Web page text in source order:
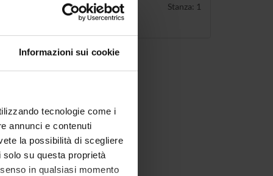
Informazioni sui cookie
tecnologie come i
annunci e contenuti
la possibilità di scegliere
su questa proprietà
in qualsiasi momento
Stanza: 1